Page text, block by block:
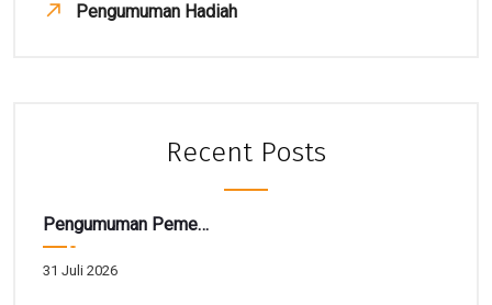
Pengumuman Hadiah
Recent Posts
Pengumuman Pemenang TARBIAH
31 Juli 2026